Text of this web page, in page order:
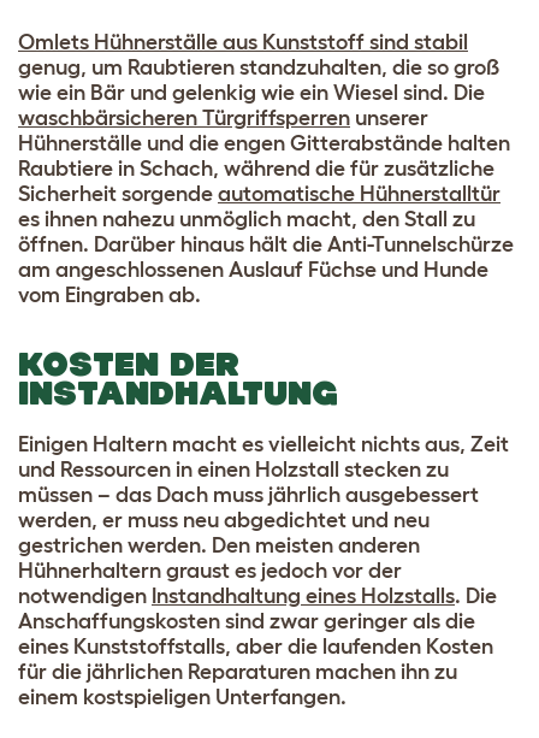
Omlets Hühnerställe aus Kunststoff sind stabil
genug, um Raubtieren standzuhalten, die so groß
wie ein Bär und gelenkig wie ein Wiesel sind. Die
waschbärsicheren Türgriffsperren unserer
Hühnerställe und die engen Gitterabstände halten
Raubtiere in Schach, während die für zusätzliche
Sicherheit sorgende automatische Hühnerstalltür
es ihnen nahezu unmöglich macht, den Stall zu
öffnen. Darüber hinaus hält die Anti-Tunnelschürze
am angeschlossenen Auslauf Füchse und Hunde
vom Eingraben ab.
KOSTEN DER
INSTANDHALTUNG
Einigen Haltern macht es vielleicht nichts aus, Zeit
und Ressourcen in einen Holzstall stecken zu
müssen – das Dach muss jährlich ausgebessert
werden, er muss neu abgedichtet und neu
gestrichen werden. Den meisten anderen
Hühnerhaltern graust es jedoch vor der
notwendigen Instandhaltung eines Holzstalls. Die
Anschaffungskosten sind zwar geringer als die
eines Kunststoffstalls, aber die laufenden Kosten
für die jährlichen Reparaturen machen ihn zu
einem kostspieligen Unterfangen.